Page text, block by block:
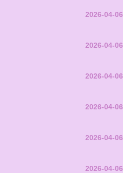
2026-04-06
2026-04-06
2026-04-06
2026-04-06
2026-04-06
2026-04-06